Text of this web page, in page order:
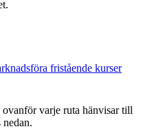
fristående kurser
varje ruta hänvisar till